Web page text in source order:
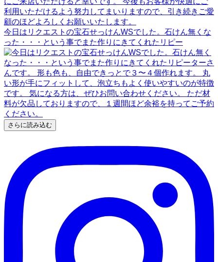
今日はリクエストの宝石せっけんWSでした。石けん無くな
った・・・という事でまた作りにきてくれたリピー
さらに読み込む